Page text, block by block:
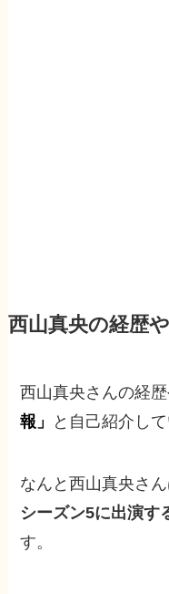
西山真央の経歴
西山真央さんの経歴
報」
と自己紹介して
なんと西山真央さ
シーズン5に出演す
す。